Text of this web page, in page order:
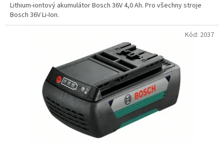
z
5
hvězdiček.
Lithium-iontový akumulátor Bosch 36V 4,0 Ah. Pro všechny stroje
Bosch 36V Li-Ion.
Kód: 2037